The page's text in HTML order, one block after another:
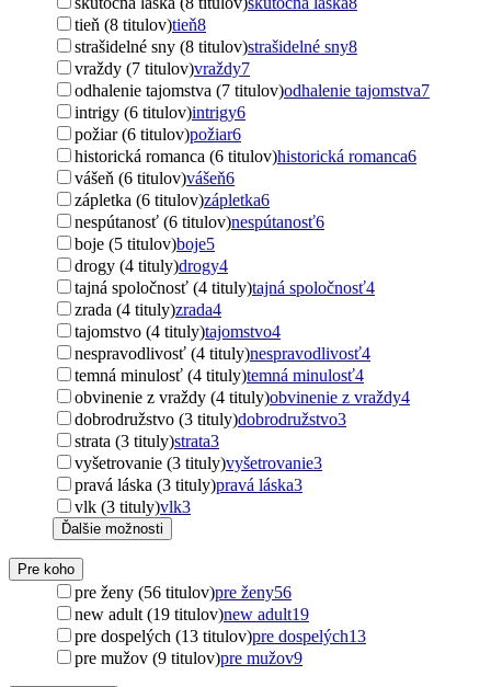
tieň (8 titulov)tieň8
strašidelné sny (8 titulov)strašidelné sny8
vraždy (7 titulov)vraždy7
odhalenie tajomstva (7 titulov)odhalenie tajomstva7
intrigy (6 titulov)intrigy6
požiar (6 titulov)požiar6
historická romanca (6 titulov)historická romanca6
vášeň (6 titulov)vášeň6
zápletka (6 titulov)zápletka6
nespútanosť (6 titulov)nespútanosť6
boje (5 titulov)boje5
drogy (4 tituly)drogy4
tajná spoločnosť (4 tituly)tajná spoločnosť4
zrada (4 tituly)zrada4
tajomstvo (4 tituly)tajomstvo4
nespravodlivosť (4 tituly)nespravodlivosť4
temná minulosť (4 tituly)temná minulosť4
obvinenie z vraždy (4 tituly)obvinenie z vraždy4
dobrodružstvo (3 tituly)dobrodružstvo3
strata (3 tituly)strata3
vyšetrovanie (3 tituly)vyšetrovanie3
pravá láska (3 tituly)pravá láska3
vlk (3 tituly)vlk3
Ďalšie možnosti
Pre koho
pre ženy (56 titulov)pre ženy56
new adult (19 titulov)new adult19
pre dospelých (13 titulov)pre dospelých13
pre mužov (9 titulov)pre mužov9